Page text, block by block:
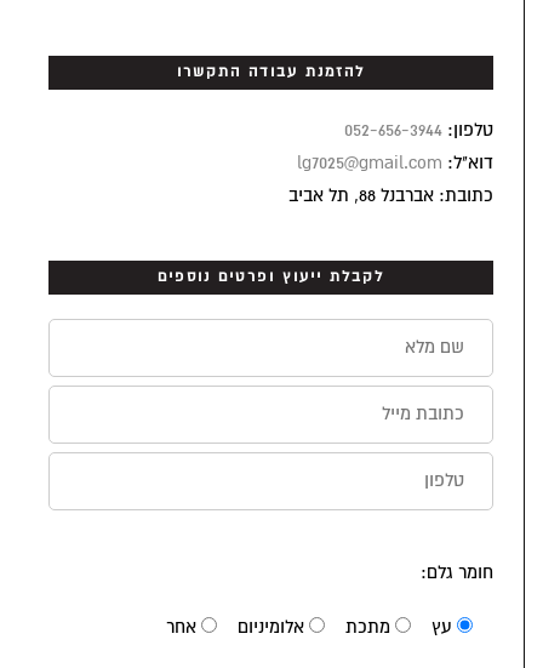
להזמנת עבודה התקשרו
טלפון: 052-656-3944
דוא"ל: lg7025@gmail.com
כתובת: אברבנל 88, תל אביב
לקבלת ייעוץ ופרטים נוספים
חומר גלם:
עץ מתכת אלומיניום אחר